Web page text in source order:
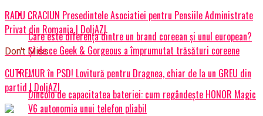
RADU CRACIUN Presedintele Asociatiei pentru Pensiile Administrate
Privat din Romania | DoljAZI
Don't Miss
CUTREMUR în PSD! Lovitură pentru Dragnea, chiar de la un GREU din
partid | DoljAZI
Care este diferența dintre un brand coreean și unul european?
Și de ce Geek & Gorgeous a împrumutat trăsături coreene
Dincolo de capacitatea bateriei: cum regândește HONOR Magic
V6 autonomia unui telefon pliabil